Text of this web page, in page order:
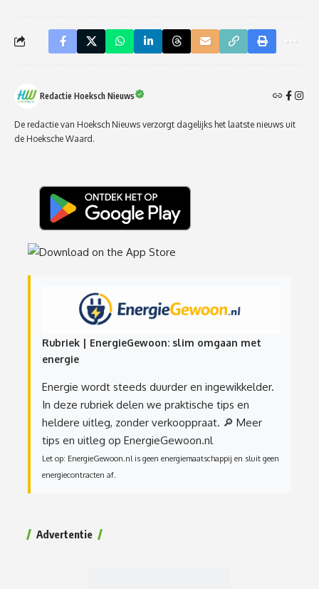
Redactie Hoeksch Nieuws
De redactie van Hoeksch Nieuws verzorgt dagelijks het laatste nieuws uit
de Hoeksche Waard.
Rubriek | EnergieGewoon: slim omgaan met
energie
Energie wordt steeds duurder en ingewikkelder.
In deze rubriek delen we praktische tips en
heldere uitleg, zonder verkooppraat. 🔎 Meer
tips en uitleg op EnergieGewoon.nl
Let op: EnergieGewoon.nl is geen energiemaatschappij en sluit geen
energiecontracten af.
Advertentie